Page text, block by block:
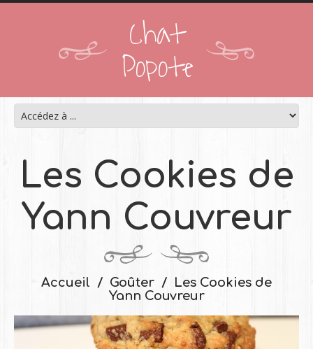
Chat
Popote
Les Cookies de
Yann Couvreur
Accueil Goûter
Les Cookies de
Yann Couvreur